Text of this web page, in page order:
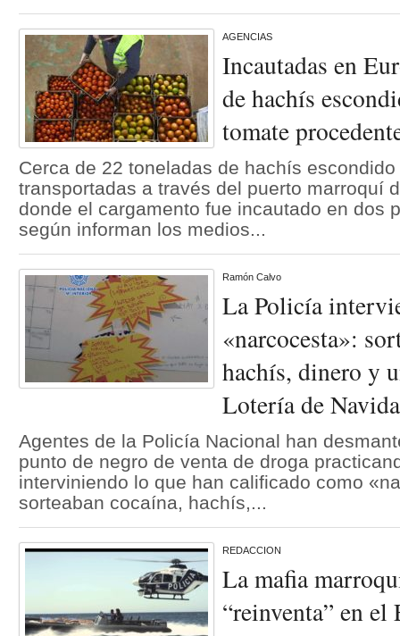
AGENCIAS
Incautadas en
de hachís
tomate
Cerca de 22 toneladas de hachís
transportadas a través del puerto marroquí
donde el cargamento fue incautado en dos
según informan los medios...
Ramón Calvo
La Policía
«narcocesta»:
hachís, dinero y
Lotería de
Agentes de la Policía Nacional han
punto de negro de venta de droga
interviniendo lo que han calificado como
sorteaban cocaína, hachís,...
REDACCION
La mafia
“reinventa” en el